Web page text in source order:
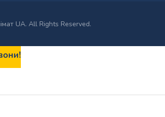
UA. All Rights Reserved.